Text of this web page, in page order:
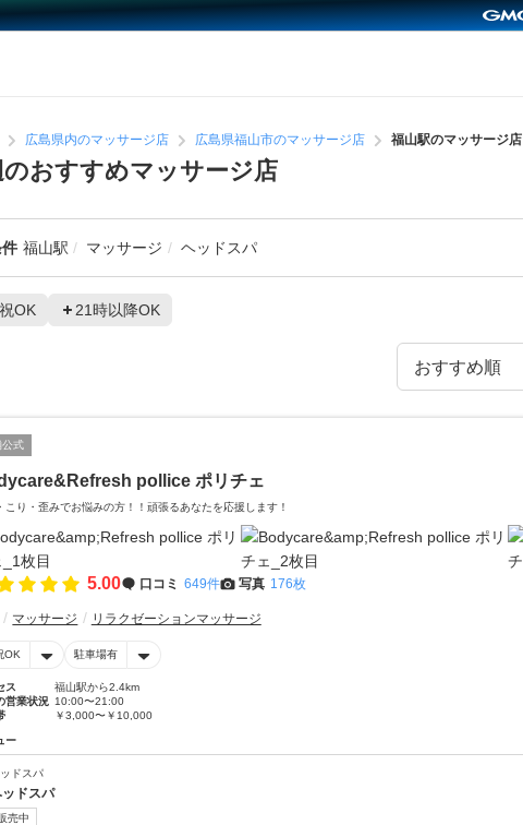
広島県内のマッサージ店 広島県福山市のマッサージ店 福山駅のマッサージ店
のおすすめマッサージ店
福山駅 マッサージ ヘッドスパ
OK 21時以降OK
公式
pollice ポリチェ
こり・歪みでお悩みの方！！頑張るあなたを応援します！
5.00 口コミ 649件 写真 176枚
マッサージ リラクゼーションマッサージ
OK 駐車場有
ス
福山駅から2.4km
営業状況 10:00〜21:00
￥3,000〜￥10,000
ー
ドスパ
ドスパ
売中